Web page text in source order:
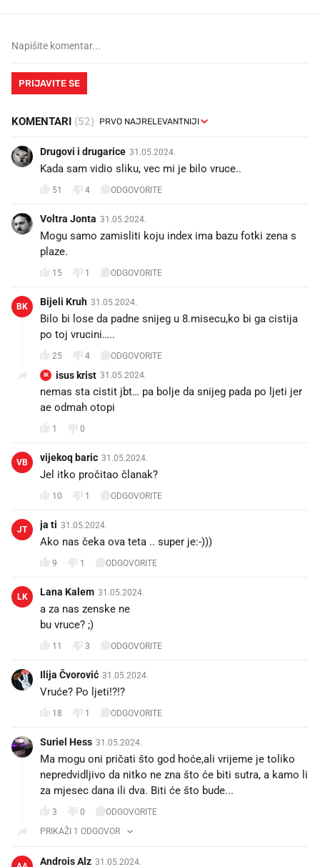
PRIJAVITE SE
KOMENTARI (52)
Drugovi i drugarice 31.05.2024.
Kada sam vidio sliku, vec mi je bilo vruce..
51 4 ODGOVORITE
Voltra Jonta 31.05.2024.
Mogu samo zamisliti koju index ima bazu fotki zena s
plaze.
15 1 ODGOVORITE
BK Bijeli Kruh 31.05.2024.
Bilo bi lose da padne snijeg u 8.misecu,ko bi ga cistija
po toj vrucini…..
25 4 ODGOVORITE
IK isus krist 31.05.2024.
nemas sta cistit jbt… pa bolje da snijeg pada po ljeti jer
ae odmah otopi 😂
1 0
VB vijekoq baric 31.05.2024.
Jel itko pročitao članak?
10 1 ODGOVORITE
JT ja ti 31.05.2024.
Ako nas čeka ova teta .. super je:-)))
9 1 ODGOVORITE
LK Lana Kalem 31.05.2024.
a za nas zenske ne
bu vruce? ;)
11 3 ODGOVORITE
Ilija Čvorović 31.05.2024.
Vruće? Po ljeti!?!?😲
18 1 ODGOVORITE
Suriel Hess 31.05.2024.
Ma mogu oni pričati što god hoće,ali vrijeme je toliko
nepredvidljivo da nitko ne zna što će biti sutra, a kamo li
za mjesec dana ili dva. Biti će što bude...😐
3 0
ODGOVORITE
PRIKAŽI 1 ODGOVOR
Androis Alz 31.05.2024.